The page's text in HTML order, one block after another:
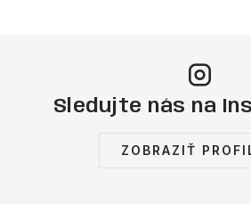
Sledujte nás na
ZOBRAZIŤ